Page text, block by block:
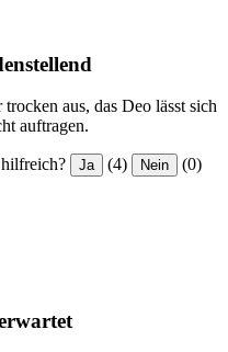
aus, das Deo lässt sich
auftragen.
Ja (4) Nein (0)